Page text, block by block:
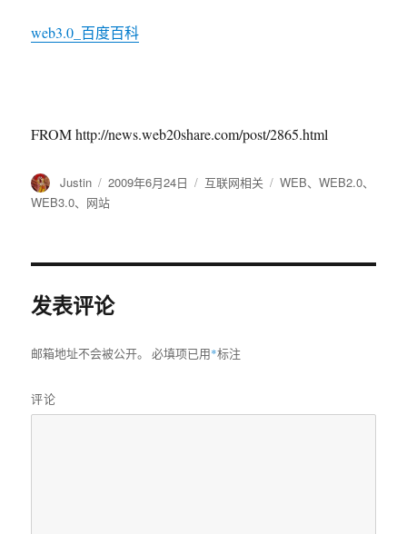
web3.0_百度百科
FROM http://news.web20share.com/post/2865.html
作
者
Justin
发
布
2009年6月24日
分
互联网相关
标
WEB、WEB2.0、
WEB3.0、 网站
发表评论
邮箱地址不会被公开。 必填项已用*标注
评论